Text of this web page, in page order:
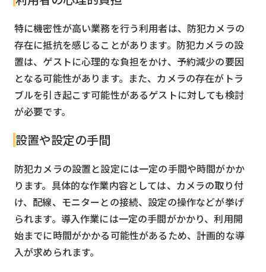
特に機密性が高い業務を行う利用者は、防犯カメラの
存在に抵抗を感じることがあります。防犯カメラの設
置は、ゲストに心理的な負担をかけ、予約減少の要因
となる可能性があります。また、カメラの存在がトラ
ブルを引き起こす可能性があるゲストに対しても検討
が必要です。
設置や設定の手間
防犯カメラの設置と設定には一定の手間や時間がかか
ります。具体的な作業内容としては、カメラの取り付
け、配線、モニターとの接続、設定の操作などが挙げ
られます。導入作業には一定の手間がかかり、利用開
始までに時間がかかる可能性があるため、計画的な導
入が求められます。